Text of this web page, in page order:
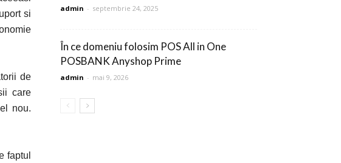
si
de
care
nou.
faptul
admin - septembrie 24, 2025
În ce domeniu folosim POS All in One
POSBANK Anyshop Prime
admin - mai 9, 2026